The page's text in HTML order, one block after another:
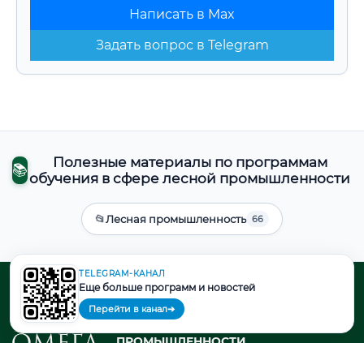
Написать в Max
Задать вопрос в Telegram
📚
Полезные материалы по программам
обучения в сфере лесной промышленности
📂Лесная промышленность 66
ДОПОЛНИТЕЛЬНОЕ
ПРОФЕССИОНАЛЬНОЕ
TELEGRAM-КАНАЛ
Еще больше программ и новостей
Перейти в канал➔